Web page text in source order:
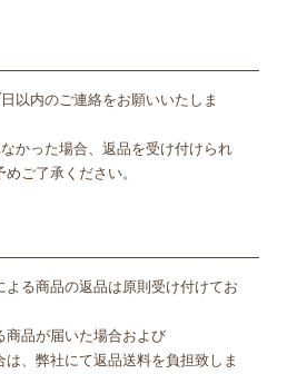
以内のご連絡をお願いいたしま
かった場合、返品を受け付けられ
ご了承ください。
る商品の返品は原則受け付けてお
商品が届いた場合および
、弊社にて返品送料を負担致しま